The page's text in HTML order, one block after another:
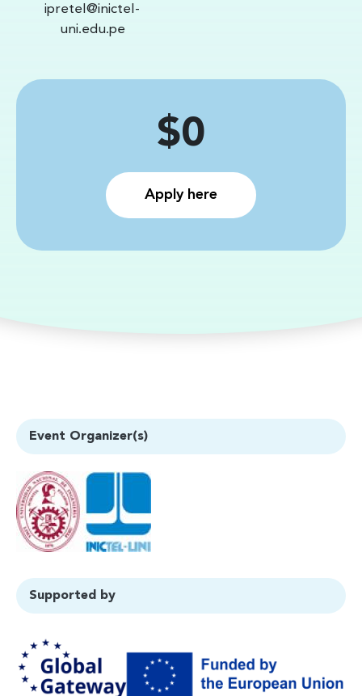
ipretel@inictel-
uni.edu.pe
Price
$0
Apply here
Event Organizer(s)
Supported by